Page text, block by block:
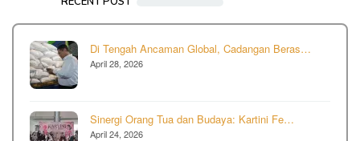
Di Tengah Ancaman Global, Cadangan Beras…
April 28, 2026
Sinergi Orang Tua dan Budaya: Kartini Fe…
April 24, 2026